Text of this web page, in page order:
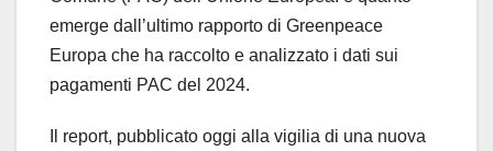
emerge dall’ultimo rapporto di Greenpeace
Europa che ha raccolto e analizzato i dati sui
pagamenti PAC del 2024.
Il report, pubblicato oggi alla vigilia di una nuova